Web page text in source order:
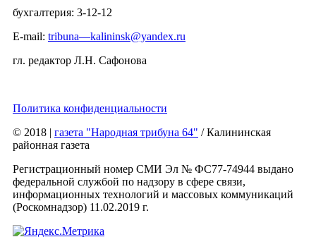
бухгалтерия: 3-12-12
E-mail: tribuna—kalininsk@yandex.ru
гл. редактор Л.Н. Сафонова
Политика конфиденциальности
© 2018 | газета "Народная трибуна 64" / Калининская
районная газета
Регистрационный номер СМИ Эл № ФС77-74944 выдано
федеральной службой по надзору в сфере связи,
информационных технологий и массовых коммуникаций
(Роскомнадзор) 11.02.2019 г.